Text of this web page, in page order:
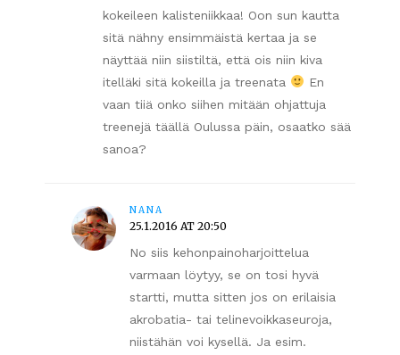
kokeileen kalisteniikkaa! Oon sun kautta
sitä nähny ensimmäistä kertaa ja se
näyttää niin siistiltä, että ois niin kiva
itelläki sitä kokeilla ja treenata
En
vaan tiiä onko siihen mitään ohjattuja
treenejä täällä Oulussa päin, osaatko sää
sanoa?
NANA
25.1.2016 AT 20:50
No siis kehonpainoharjoittelua
varmaan löytyy, se on tosi hyvä
startti, mutta sitten jos on erilaisia
akrobatia- tai telinevoikkaseuroja,
niistähän voi kysellä. Ja esim.